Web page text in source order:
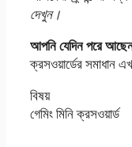
দেখুন।
আপনি যেদিন পরে
ক্রসওয়ার্ডের সমাধান
বিষয়
গেমিং মিনি ক্রসওয়ার্ড